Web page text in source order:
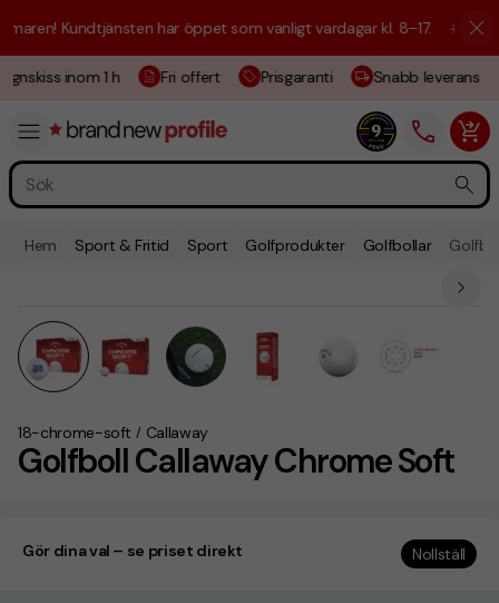
Kundtjänsten har öppet som vanligt vardagar kl. 8–17. ☀️ Vi är här
inom 1 h Fri offert Prisgaranti Snabb leverans
Hem Sport & Fritid Sport Golfprodukter Golfbollar
Golfboll Callaway Chrome Soft
18-chrome-soft / Callaway
Gör dina val – se priset direkt Nollställ